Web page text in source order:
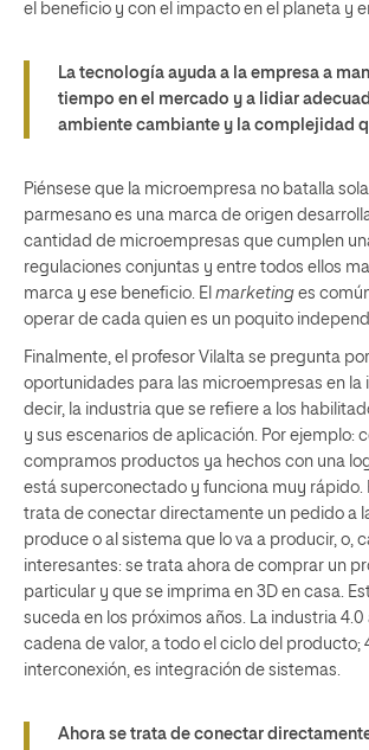
el beneficio y con el impacto en el planeta y
La tecnología ayuda a la empresa a
tiempo en el mercado y a lidiar
ambiente cambiante y la complejidad
Piénsese que la microempresa no batalla
parmesano es una marca de origen
cantidad de microempresas que cumplen
regulaciones conjuntas y entre todos ellos
marca y ese beneficio. El marketing es
operar de cada quien es un poquito
Finalmente, el profesor Vilalta se pregunta
oportunidades para las microempresas en la
decir, la industria que se refiere a los
y sus escenarios de aplicación. Por ejemplo:
compramos productos ya hechos con una
está superconectado y funciona muy rápido.
trata de conectar directamente un pedido a
produce o al sistema que lo va a producir, o,
interesantes: se trata ahora de comprar un
particular y que se imprima en 3D en casa.
suceda en los próximos años. La industria 4.0
cadena de valor, a todo el ciclo del producto;
interconexión, es integración de sistemas.
Ahora se trata de conectar